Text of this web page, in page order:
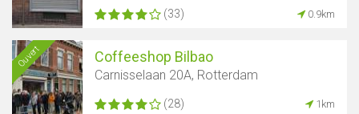
(33) 0.9km
Ouvert Coffeeshop Bilbao
Carnisselaan 20A, Rotterdam
(28) 1km